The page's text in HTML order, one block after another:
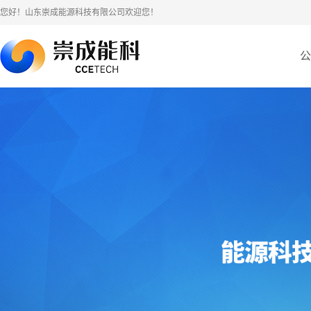
您好！山东崇成能源科技有限公司欢迎您！